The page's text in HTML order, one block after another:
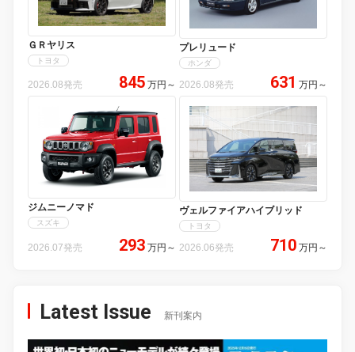
ＧＲヤリス
トヨタ
2026.08発売 845 万円 ～
プレリュード
ホンダ
2026.08発売 631 万円 ～
ジムニーノマド
スズキ
2026.07発売 293 万円 ～
ヴェルファイアハイブリッド
トヨタ
2026.06発売 710 万円 ～
Latest Issue 新刊案内